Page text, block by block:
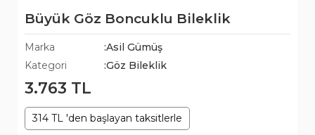
Büyük Göz Boncuklu Bileklik
Marka
:Asil Gümüş
Kategori
:Göz Bileklik
3.763 TL
314 TL 'den başlayan taksitlerle